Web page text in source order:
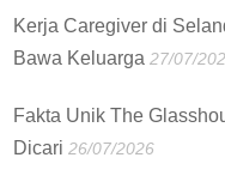
Kerja Caregiver di
Bawa Keluarga 27/07/
Fakta Unik The
Dicari 26/07/2026